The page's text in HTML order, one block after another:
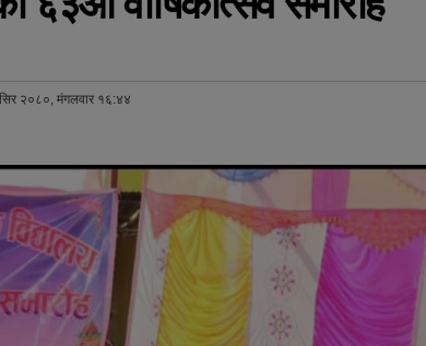
२०८०, मंगलवार १६:४४